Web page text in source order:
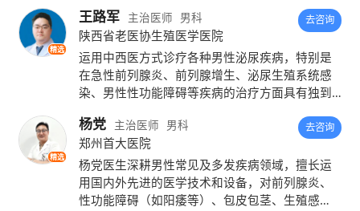
取任何的避孕措施，性生活正常，但是半年以
上还没有让自己的另一半怀孕
应当去做精液检查。
停育这两种情况，丈夫最好去做一个精液检
查，因为受孕成功需要的是精子与卵子的互相
结合，如果胎儿出现异常，很有可能是男性的
精选
王路军 主治医师 男科
陕西省老医协生殖医学医院
去咨询
运用中西医方式诊疗各种男性泌尿疾病，特别是
在急性前列腺炎、前列腺增生、泌尿生殖系统感
染、男性性功能障碍等疾病的治疗方面具有独到
精选
杨党 主治医师 男科
郑州首大医院
去咨询
杨党医生深耕男性常见及多发疾病领域，擅长运
用国内外先进的医学技术和设备，对前列腺炎、
性功能障碍（如阳痿等）、包皮包茎、生殖感